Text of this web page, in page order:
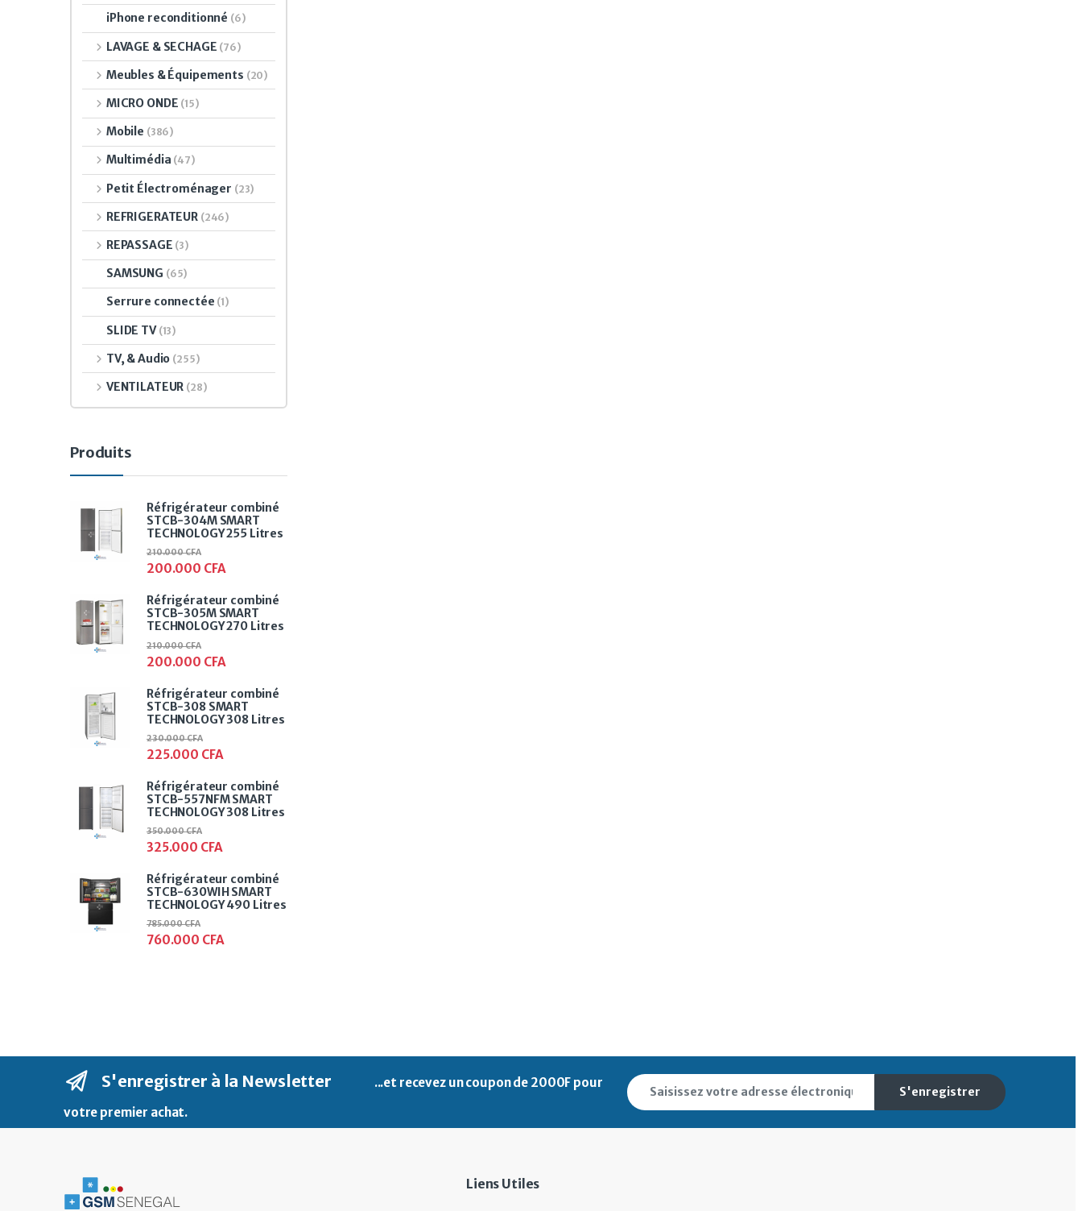
iPhone reconditionné (6)
LAVAGE & SECHAGE (76)
Meubles & Équipements (20)
MICRO ONDE (15)
Mobile (386)
Multimédia (47)
Petit Électroménager (23)
REFRIGERATEUR (246)
REPASSAGE (3)
SAMSUNG (65)
Serrure connectée (1)
SLIDE TV (13)
TV, & Audio (255)
VENTILATEUR (28)
Produits
Réfrigérateur combiné
STCB-304M SMART
TECHNOLOGY 255 Litres
200.000 CFA
210.000CFA
Réfrigérateur combiné
STCB-305M SMART
TECHNOLOGY 270 Litres
200.000 CFA
210.000CFA
Réfrigérateur combiné
STCB-308 SMART
TECHNOLOGY 308 Litres
225.000 CFA
230.000CFA
Réfrigérateur combiné
STCB-557NFM SMART
TECHNOLOGY 308 Litres
325.000 CFA
350.000CFA
Réfrigérateur combiné
STCB-630WIH SMART
TECHNOLOGY 490 Litres
760.000 CFA
785.000CFA
S'enregistrer à la Newsletter ...et recevez uncoupon de 2000F pour
votre premier achat.
S'enregistrer
Liens Utiles